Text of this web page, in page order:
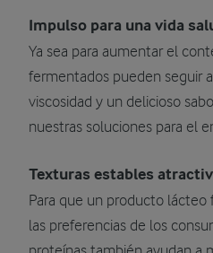
Impulso para una vida
Ya sea para aumentar el
fermentados pueden seguir
viscosidad y un delicioso
nuestras soluciones para el
Texturas estables
Para que un producto
las preferencias de los